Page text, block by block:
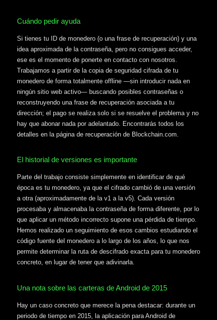
Cuándo pedir ayuda
Si tienes tu ID de monedero (o una frase de recuperación) y una
idea aproximada de la contraseña, pero no consigues acceder,
ese es el momento de ponerte en contacto con nosotros.
Trabajamos a partir de la copia de seguridad cifrada de tu
monedero de forma totalmente offline —sin introducir nada en
ningún sitio web activo— buscando posibles contraseñas o
reconstruyendo una frase de recuperación asociada a tu
dirección; el pago se realiza solo si se resuelve el problema y no
hay que abonar nada por adelantado. Encontrarás todos los
detalles en la página de recuperación de Blockchain.com.
El historial de versiones es importante
Parte del trabajo consiste simplemente en identificar de qué
época es tu monedero, ya que el cifrado cambió de una versión
a otra (aproximadamente de la v1 a la v5). Cada versión
procesaba y almacenaba la contraseña de forma diferente, por lo
que aplicar un método incorrecto supone una pérdida de tiempo.
Hemos realizado un seguimiento de esos cambios estudiando el
código fuente del monedero a lo largo de los años, lo que nos
permite determinar la ruta de descifrado exacta para tu monedero
concreto, en lugar de tener que adivinarla.
Una nota sobre las carteras de Android de 2015
Hay un caso concreto que merece la pena destacar: durante un
periodo de tiempo en 2015, la aplicación para Android de